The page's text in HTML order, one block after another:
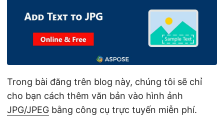
Trong bài đăng trên blog này, chúng tôi sẽ chỉ
cho bạn cách thêm văn bản vào hình ảnh
JPG/JPEG bằng công cụ trực tuyến miễn phí.